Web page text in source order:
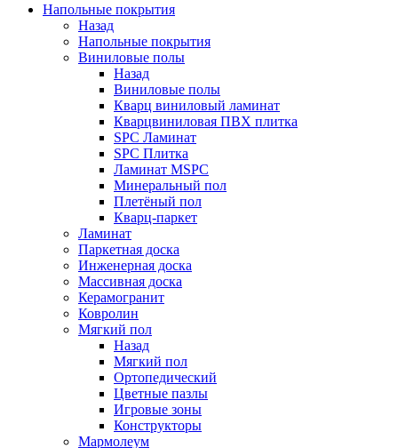
Напольные покрытия
Назад
Напольные покрытия
Виниловые полы
Назад
Виниловые полы
Кварц виниловый ламинат
Кварцвиниловая ПВХ плитка
SPC Ламинат
SPC Плитка
Ламинат MSPC
Минеральный пол
Плетёный пол
Кварц-паркет
Ламинат
Паркетная доска
Инженерная доска
Массивная доска
Керамогранит
Ковролин
Мягкий пол
Назад
Мягкий пол
Ортопедический
Цветные пазлы
Игровые зоны
Конструкторы
Мармолеум